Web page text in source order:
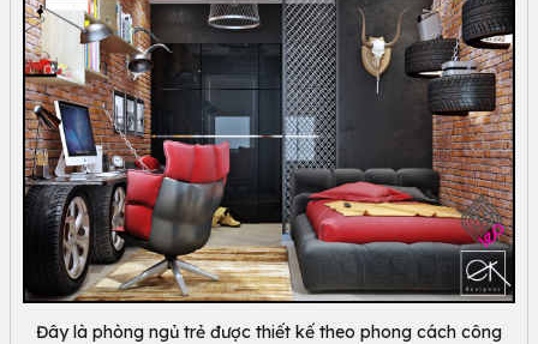
Đây là phòng ngủ trẻ được thiết kế theo phong cách công